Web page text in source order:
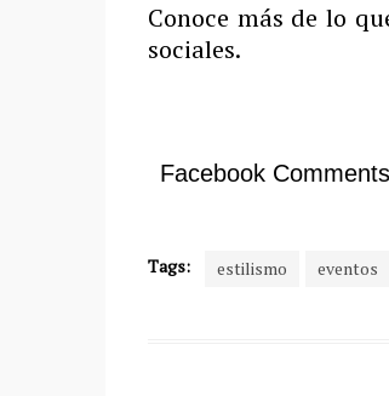
Conoce más de lo
sociales.
Facebook Comments
Tags: estilismo eventos